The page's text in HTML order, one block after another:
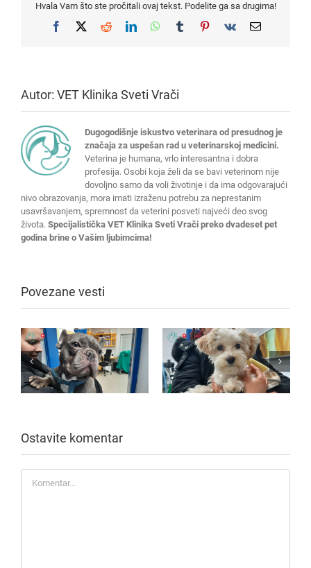
Hvala Vam što ste pročitali ovaj tekst. Podelite ga sa drugima!
Facebook
X RedditLinkedInWhatsApp
TumblrPinterest
Vk Email
Autor: VET Klinika Sveti Vrači
Dugogodišnje iskustvo veterinara od presudnog je
značaja za uspešan rad u veterinarskoj medicini.
Veterina je humana, vrlo interesantna i dobra
profesija. Osobi koja želi da se bavi veterinom nije
dovoljno samo da voli životinje i da ima odgovarajući
nivo obrazovanja, mora imati izraženu potrebu za neprestanim
usavršavanjem, spremnost da veterini posveti najveći deo svog
života. Specijalistička VET Klinika Sveti Vrači preko dvadeset pet
godina brine o Vašim ljubimcima!
Povezane vesti
Ostavite komentar